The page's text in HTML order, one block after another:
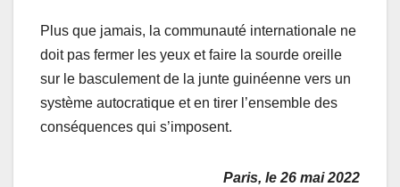
Plus que jamais, la communauté internationale ne
doit pas fermer les yeux et faire la sourde oreille
sur le basculement de la junte guinéenne vers un
système autocratique et en tirer l’ensemble des
conséquences qui s’imposent.
Paris, le 26 mai 2022